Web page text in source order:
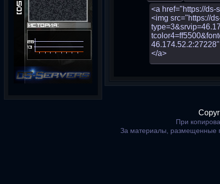
При
За материалы, размещенные